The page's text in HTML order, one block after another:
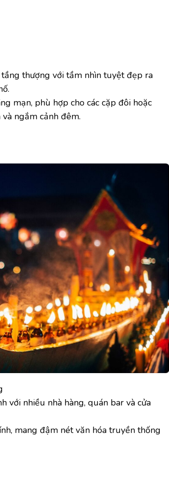
thượng với tầm nhìn tuyệt đẹp ra
mạn, phù hợp cho các cặp đôi hoặc
ngắm cảnh đêm.
với nhiều nhà hàng, quán bar và cửa
mang đậm nét văn hóa truyền thống